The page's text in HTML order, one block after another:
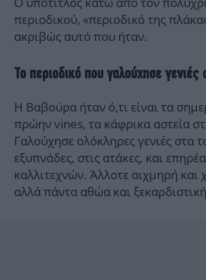
περιοδικού, «περιοδικό της
ακριβώς αυτό που ήταν.
Το περιοδικό που γαλούχησε γενιές
Η Βαβούρα ήταν ό,τι είναι τα
πρώην vines, τα κάφρικα αστεία
Γαλούχησε ολόκληρες γενιές στα
εξυπνάδες, στις ατάκες, και
καλλιτεχνών. Άλλοτε αιχμηρή και
αλλά πάντα αθώα και